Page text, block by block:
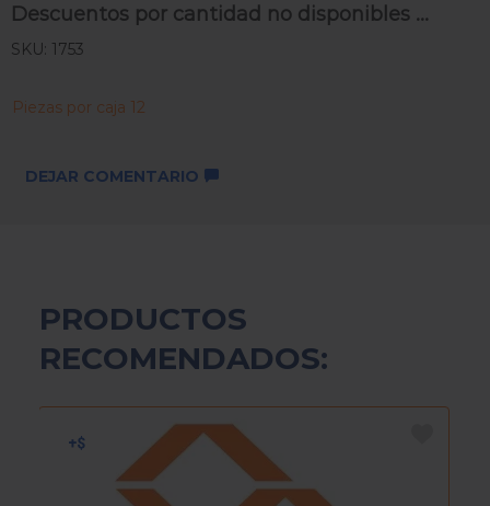
Descuentos por cantidad no disponibles ...
SKU: 1753
Piezas por caja 12
DEJAR COMENTARIO
PRODUCTOS
RECOMENDADOS: